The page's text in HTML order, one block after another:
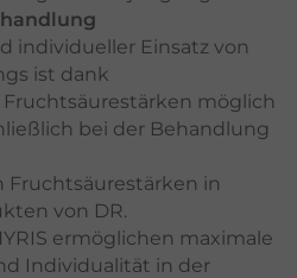
individueller Einsatz von
ist dank
möglich
bei der Behandlung
in
von DR.
ermöglichen maximale
Individualität in der